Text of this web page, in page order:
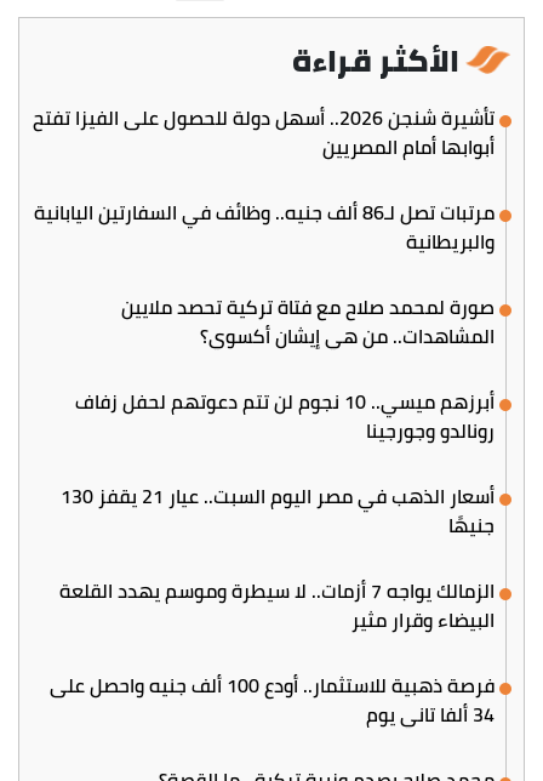
الأكثر قراءة
تأشيرة شنجن 2026.. أسهل دولة للحصول على الفيزا تفتح
أبوابها أمام المصريين
مرتبات تصل لـ86 ألف جنيه.. وظائف في السفارتين اليابانية
والبريطانية
صورة لمحمد صلاح مع فتاة تركية تحصد ملايين
المشاهدات.. من هي إيشان أكسوي؟
أبرزهم ميسي.. 10 نجوم لن تتم دعوتهم لحفل زفاف
رونالدو وجورجينا
أسعار الذهب في مصر اليوم السبت.. عيار 21 يقفز 130
جنيهًا
الزمالك يواجه 7 أزمات.. لا سيطرة وموسم يهدد القلعة
البيضاء وقرار مثير
فرصة ذهبية للاستثمار.. أودع 100 ألف جنيه واحصل على
34 ألفا تاني يوم